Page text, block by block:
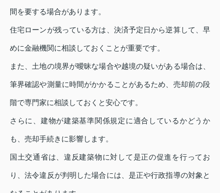
間を要する場合があります。
住宅ローンが残っている方は、決済予定日から逆算して、早
めに金融機関に相談しておくことが重要です。
また、土地の境界が曖昧な場合や越境の疑いがある場合は、
筆界確認や測量に時間がかかることがあるため、売却前の段
階で専門家に相談しておくと安心です。
さらに、建物が建築基準関係規定に適合しているかどうか
も、売却手続きに影響します。
国土交通省は、違反建築物に対して是正の促進を行ってお
り、法令違反が判明した場合には、是正や行政指導の対象と